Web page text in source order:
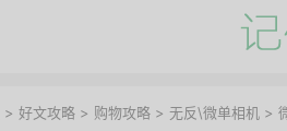
> 好文攻略 > 购物攻略 > 无反\微单相机 >